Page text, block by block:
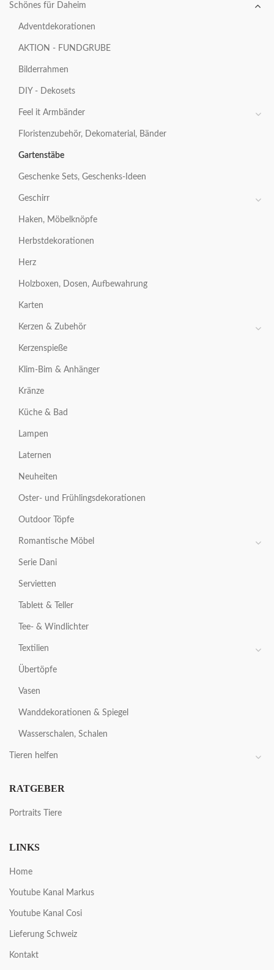
Schönes für Daheim
Adventdekorationen
AKTION - FUNDGRUBE
Bilderrahmen
DIY - Dekosets
Feel it Armbänder
Floristenzubehör, Dekomaterial, Bänder
Gartenstäbe
Geschenke Sets, Geschenks-Ideen
Geschirr
Haken, Möbelknöpfe
Herbstdekorationen
Herz
Holzboxen, Dosen, Aufbewahrung
Karten
Kerzen & Zubehör
Kerzenspieße
Klim-Bim & Anhänger
Kränze
Küche & Bad
Lampen
Laternen
Neuheiten
Oster- und Frühlingsdekorationen
Outdoor Töpfe
Romantische Möbel
Serie Dani
Servietten
Tablett & Teller
Tee- & Windlichter
Textilien
Übertöpfe
Vasen
Wanddekorationen & Spiegel
Wasserschalen, Schalen
Tieren helfen
RATGEBER
Portraits Tiere
LINKS
Home
Youtube Kanal Markus
Youtube Kanal Cosi
Lieferung Schweiz
Kontakt